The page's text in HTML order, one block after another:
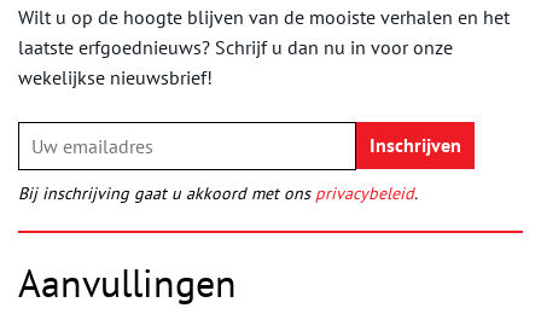
Wilt u op de hoogte blijven van de mooiste verhalen en het
laatste erfgoednieuws? Schrijf u dan nu in voor onze
wekelijkse nieuwsbrief!
Bij inschrijving gaat u akkoord met ons privacybeleid.
Aanvullingen